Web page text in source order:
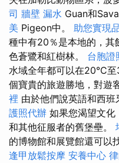
司 牆壁 漏水 Guan和
美 Pigeon中。 助您實現
種中有20％是本地的，其
色蒼鷺和紅樹林。 台胞證
水域全年都可以在20°C
個寶貴的旅遊勝地，對遊
裡 由於他們說英語和西班
護照代辦 如果您渴望文化
和其他征服者的舊堡壘。
的博物館和展覽館還可以
逢甲放鬆按摩 安養中心